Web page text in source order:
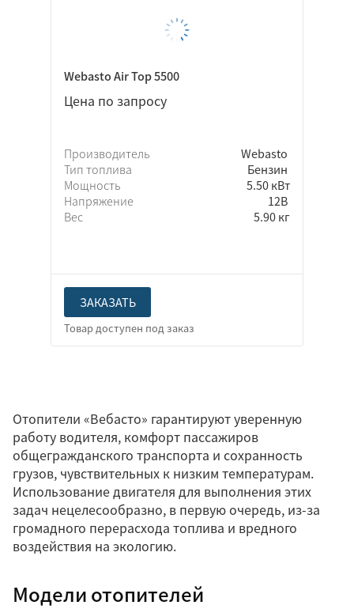
Webasto Air Top 5500
Цена по запросу
Производитель
Webasto
Тип топлива
Бензин
Мощность
5.50 кВт
Напряжение
12В
Вес
5.90 кг
ЗАКАЗАТЬ
Отопители «Вебасто» гарантируют уверенную
работу водителя, комфорт пассажиров
общегражданского транспорта и сохранность
грузов, чувствительных к низким температурам.
Использование двигателя для выполнения этих
задач нецелесообразно, в первую очередь, из-за
громадного перерасхода топлива и вредного
воздействия на экологию.
Модели отопителей